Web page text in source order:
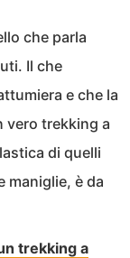
che parla
Il che
e che la
vero trekking a
di quelli
maniglie, è da
trekking a